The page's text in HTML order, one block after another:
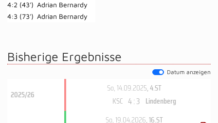
4:2 (43') Adrian Bernardy
4:3 (73') Adrian Bernardy
Bisherige Ergebnisse
Datum anzeigen
2025/26
So, 14.09.2025, 4.ST
KSC 4 : 3 Lindenberg
So, 19.04.2026, 16.ST